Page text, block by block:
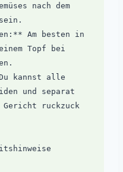
nach dem
Am besten in
Topf bei
kannst alle
und separat
ruckzuck